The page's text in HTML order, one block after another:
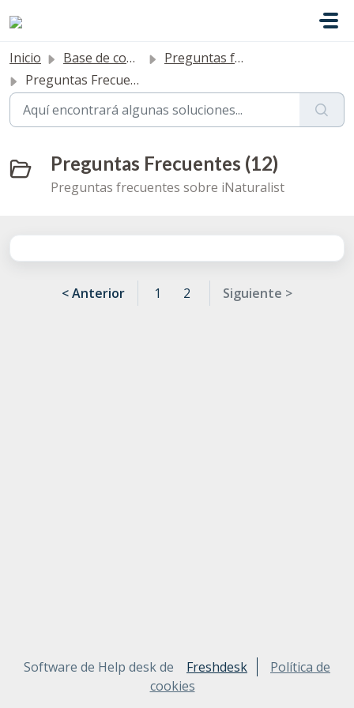
Inicio Base de conocimientos
Preguntas frecuentes
Preguntas Frecuentes
Preguntas Frecuentes (12)
Preguntas frecuentes sobre iNaturalist
< Anterior 1 2 Siguiente >
Software de Help desk de Freshdesk
Política de
cookies